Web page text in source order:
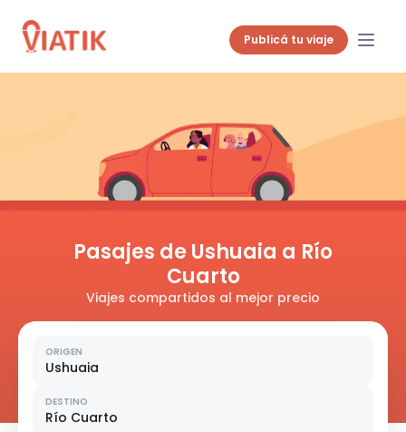
Publicá tu viaje
Pasajes de Ushuaia a Río
Cuarto
Viajes compartidos al mejor precio
ORIGEN
Ushuaia
DESTINO
Río Cuarto